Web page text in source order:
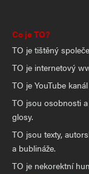
Co je TO?
TO je tištěný
TO je internetový
TO je YouTube
TO jsou osobnosti
glosy.
TO jsou texty,
a bublináže.
TO je nekorektní